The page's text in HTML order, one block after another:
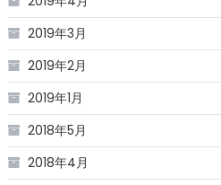
2019年3月
2019年2月
2019年1月
2018年5月
2018年4月